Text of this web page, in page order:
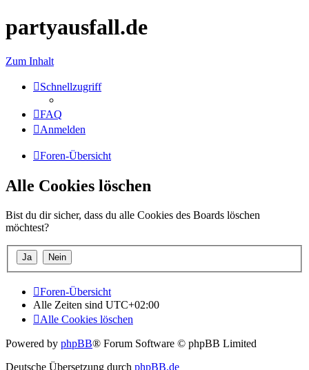
partyausfall.de
Zum Inhalt
Schnellzugriff
FAQ
Anmelden
Foren-Übersicht
Alle Cookies löschen
Bist du dir sicher, dass du alle Cookies des Boards löschen
möchtest?
Foren-Übersicht
Alle Zeiten sind UTC+02:00
Alle Cookies löschen
Powered by phpBB® Forum Software © phpBB Limited
Deutsche Übersetzung durch phpBB.de